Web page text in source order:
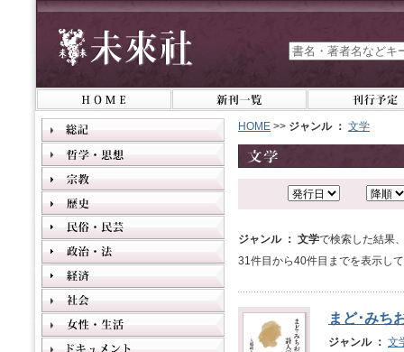
HOME >> ジャンル ： 文学
ジャンル ： 文学で検索した結果
31件目から40件目までを表示し
まど･みち
ジャンル ： 文